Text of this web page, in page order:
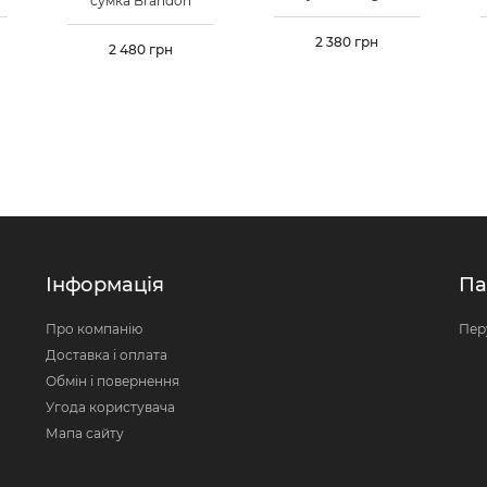
Ціна
2 480 грн Ціна
2 380 грн
Інформація
Про компанію
Доставка і оплата
Обмін і повернення
Угода користувача
Мапа сайту